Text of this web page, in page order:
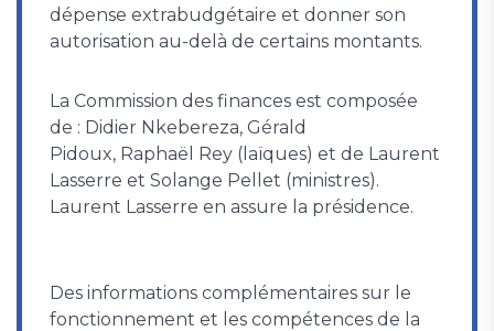
dépense extrabudgétaire et donner son
autorisation au-delà de certains montants.
La Commission des finances est composée
de : Didier Nkebereza, Gérald
Pidoux, Raphaël Rey (laïques) et de Laurent
Lasserre et Solange Pellet (ministres).
Laurent Lasserre en assure la présidence.
Des informations complémentaires sur le
fonctionnement et les compétences de la